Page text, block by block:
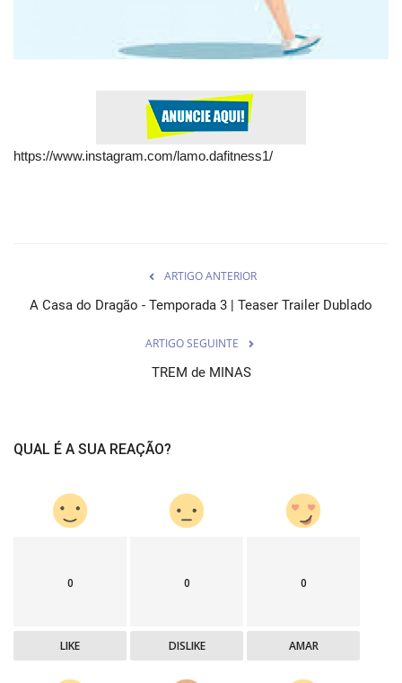
https://www.instagram.com/lamo.dafitness1/
ARTIGO ANTERIOR
A Casa do Dragão - Temporada 3 | Teaser Trailer Dublado
ARTIGO SEGUINTE
TREM de MINAS
QUAL É A SUA REAÇÃO?
0
LIKE
0
DISLIKE
0
AMAR